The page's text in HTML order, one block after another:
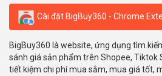
Cài đặt BigBuy360 - Chrome
BigBuy360 là website, ứng dụng tìm
sánh giá sản phẩm trên Shopee, Tiktok
tiết kiệm chi phí mua sắm, mua giá tốt,